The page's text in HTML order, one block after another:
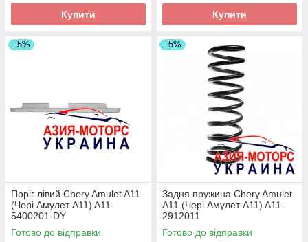
Купити Купити
–5%
Поріг лівий Chery Amulet A11
(Чері Амулет А11) A11-
5400201-DY
Готово до відправки
–5%
Задня пружина Chery Amulet
A11 (Чері Амулет А11) A11-
2912011
Готово до відправки